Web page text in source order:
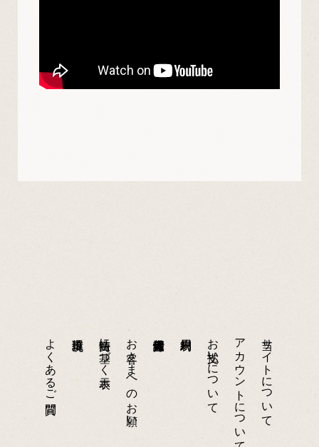
当サイトについて
アカウントについて
お支払いについて
お客さまへのお願い
特商法に基づく表示
よくあるご質問